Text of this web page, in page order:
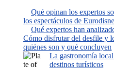
Qué opinan los expertos
los espectáculos de
Qué expertos han
Cómo disfrutar del desfile y
quiénes son y qué concluyen
La gastronomía
destinos turísticos